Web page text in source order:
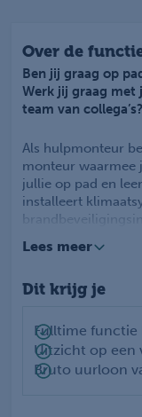
Over de
Ben jij graag op
Werk jij graag met
team van
Als hulpmonteur
monteur waarmee
jullie op pad en
installeert
verhelp je storingen.
Lees meer
Dit krijg je
Fulltime functie
Uitzicht op een
Bruto uurloon